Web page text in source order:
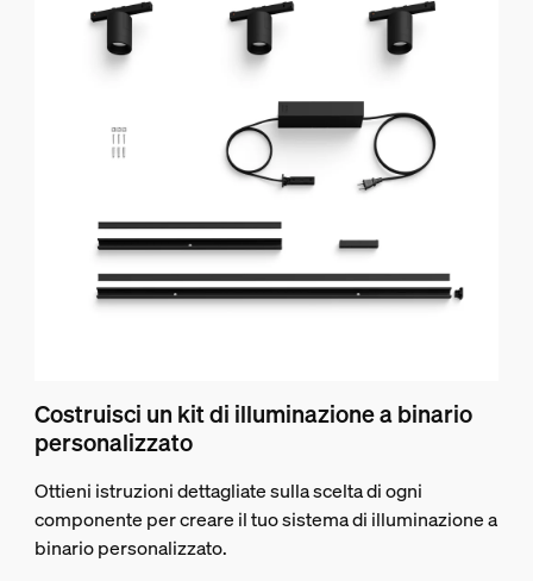
Costruisci un kit di illuminazione a binario
personalizzato
Ottieni istruzioni dettagliate sulla scelta di ogni
componente per creare il tuo sistema di illuminazione a
binario personalizzato.